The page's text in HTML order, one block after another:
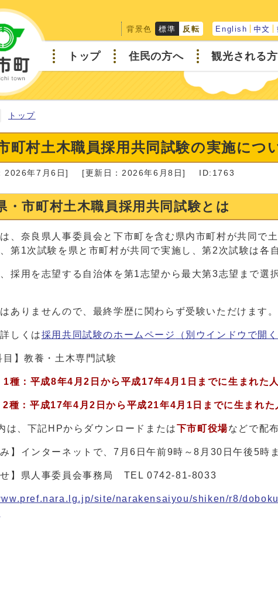
背景色
標準 反転 English 中文
トップ 住民の方へ 観光される
トップ
町村土木職員採用共同試験の実施につ
2026年7月6日] [更新日：2026年6月8日] ID:1763
・市町村土木職員採用共同試験とは
、奈良県人事委員会と下市町を含む県内市町村が共同で
第1次試験を県と市町村が共同で実施し、第2次試験は各
採用を志望する自治体を第1志望から最大第3志望まで選
ありませんので、最終学歴に関わらず受験いただけます。
しくは採用共同試験のホームページ （別ウインドウで開く
目】教養・土木専門試験
1種：平成8年4月2日から平成17年4月1日までに生まれた人
2種：平成17年4月2日から平成21年4月1日までに生まれた
は、下記HPからダウンロードまたは下市町役場などで配布
】インターネットで、7月6日午前9時～8月30日午後5時
】県人事委員会事務局 TEL 0742-81-8033
site/narakensaiyou/shiken/r8/